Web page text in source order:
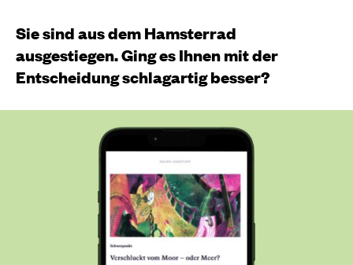
Sie sind aus dem Hamsterrad
ausgestiegen. Ging es Ihnen mit der
Entscheidung schlagartig besser?